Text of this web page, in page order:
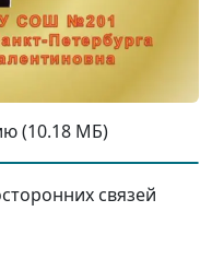
(10.18 МБ)
связей